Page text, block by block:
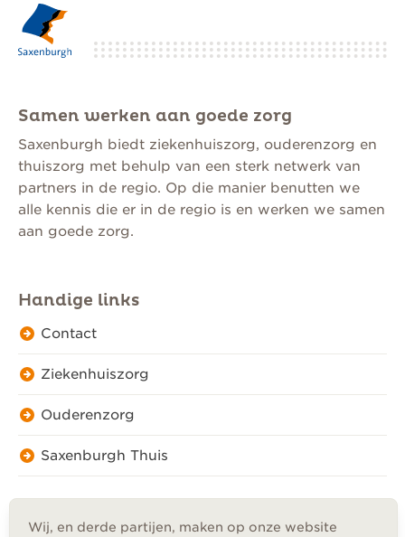
Wij, en derde partijen, maken op onze website
Samen werken aan goede zorg
Saxenburgh biedt ziekenhuiszorg, ouderenzorg en
thuiszorg met behulp van een sterk netwerk van
partners in de regio. Op die manier benutten we
alle kennis die er in de regio is en werken we samen
aan goede zorg.
Handige links
Contact
Ziekenhuiszorg
Ouderenzorg
Saxenburgh Thuis